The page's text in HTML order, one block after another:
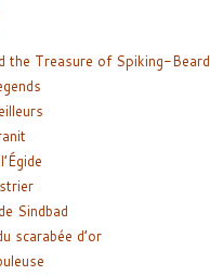
the Treasure of Spiking-Beard
Sindbad
scarabée d’or